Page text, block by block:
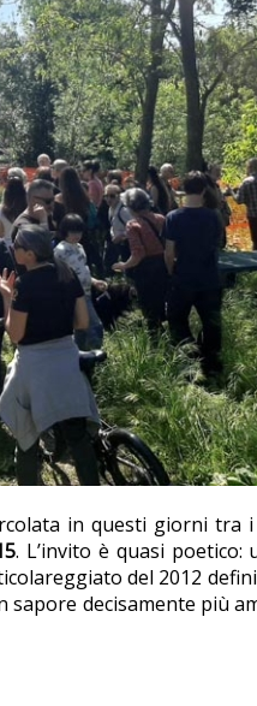
in questi giorni
. L’invito è quasi poetico:
del 2012
sapore decisamente più